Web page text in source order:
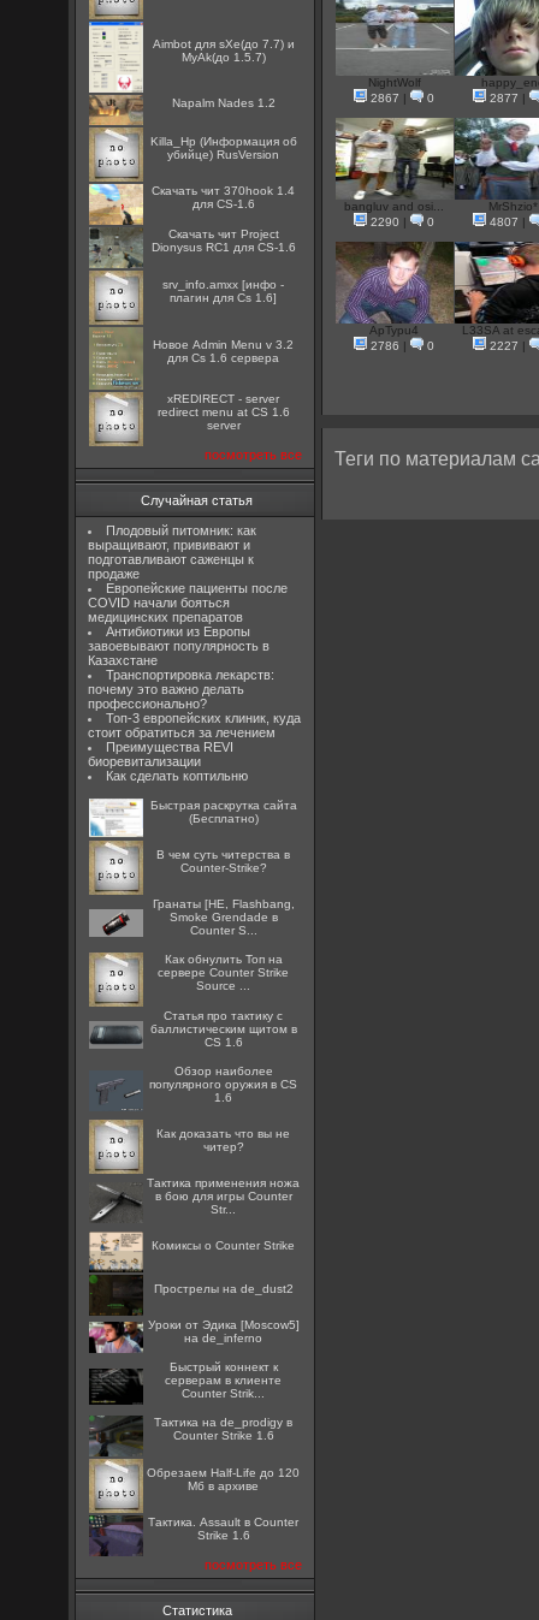
Aimbot для sXe(до 7.7) и
MyAk(до 1.5.7)
Napalm Nades 1.2
Killa_Hp (Информация об
убийце) RusVersion
Скачать чит 370hook 1.4
для CS-1.6
Скачать чит Project
Dionysus RC1 для CS-1.6
srv_info.amxx [инфо -
плагин для Cs 1.6]
Новое Admin Menu v 3.2
для Cs 1.6 сервера
xREDIRECT - server
redirect menu at CS 1.6
server
посмотреть все
Случайная статья
Плодовый питомник: как
выращивают, прививают и
подготавливают саженцы к
продаже
Европейские пациенты после
COVID начали бояться
медицинских препаратов
Антибиотики из Европы
завоевывают популярность в
Казахстане
Транспортировка лекарств:
почему это важно делать
профессионально?
Топ-3 европейских клиник, куда
стоит обратиться за лечением
Преимущества REVI
биоревитализации
Как сделать коптильню
Быстрая раскрутка сайта
(Бесплатно)
В чем суть читерства в
Counter-Strike?
Гранаты [HE, Flashbang,
Smoke Grendade в
Counter S...
Как обнулить Топ на
сервере Counter Strike
Source ...
Статья про тактику с
баллистическим щитом в
CS 1.6
Обзор наиболее
популярного оружия в CS
1.6
Как доказать что вы не
читер?
Тактика применения ножа
в бою для игры Counter
Str...
Комиксы о Counter Strike
Прострелы на de_dust2
Уроки от Эдика [Moscow5]
на de_inferno
Быстрый коннект к
серверам в клиенте
Counter Strik...
Тактика на de_prodigy в
Counter Strike 1.6
Обрезаем Half-Life до 120
Мб в архиве
Тактика. Assault в Counter
Strike 1.6
посмотреть все
Статистика
NightWolf
2867
| 0
2877
|
bangluv and osi...
2290
| 0
MrShzio*
4807
|
ApTypu4
2786
| 0
L33SA at
2227
|
Теги по материалам